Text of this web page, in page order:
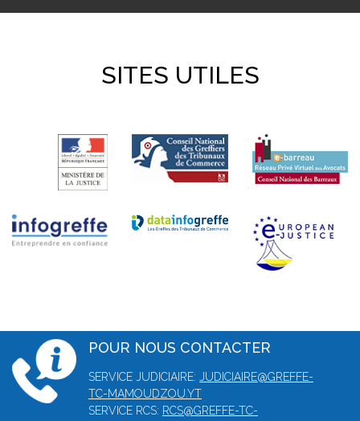
SITES UTILES
POUR NOUS CONTACTER
SERVICE JUDICIAIRE: JUDICIAIRE@GREFFE-
TC-MAMOUDZOU.YT
SERVICE RCS: RCS@GREFFE-TC-